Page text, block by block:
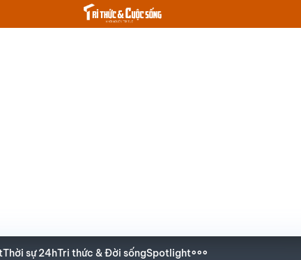
Thời sự 24hTri thức & Đời sốngSpotlight